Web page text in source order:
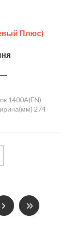
Плюс)
1400A(EN)
274